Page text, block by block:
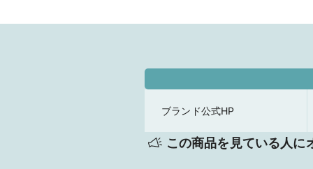
ブランド公式HP
この商品を見ている人に